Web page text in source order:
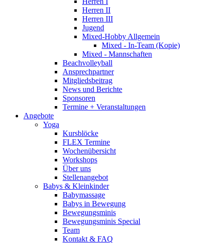
Herren II
Herren III
Jugend
Mixed-Hobby Allgemein
Mixed - In-Team (Kopie)
Mixed - Mannschaften
Beachvolleyball
Ansprechpartner
Mitgliedsbeitrag
News und Berichte
Sponsoren
Termine + Veranstaltungen
Angebote
Yoga
Kursblöcke
FLEX Termine
Wochenübersicht
Workshops
Über uns
Stellenangebot
Babys & Kleinkinder
Babymassage
Babys in Bewegung
Bewegungsminis
Bewegungsminis Special
Team
Kontakt & FAQ